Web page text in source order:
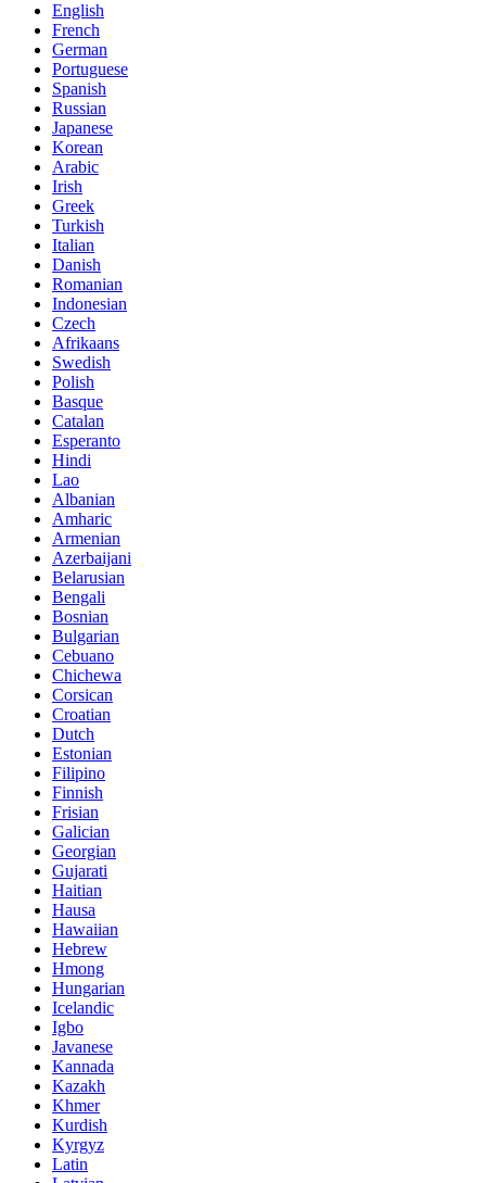
English
French
German
Portuguese
Spanish
Russian
Japanese
Korean
Arabic
Irish
Greek
Turkish
Italian
Danish
Romanian
Indonesian
Czech
Afrikaans
Swedish
Polish
Basque
Catalan
Esperanto
Hindi
Lao
Albanian
Amharic
Armenian
Azerbaijani
Belarusian
Bengali
Bosnian
Bulgarian
Cebuano
Chichewa
Corsican
Croatian
Dutch
Estonian
Filipino
Finnish
Frisian
Galician
Georgian
Gujarati
Haitian
Hausa
Hawaiian
Hebrew
Hmong
Hungarian
Icelandic
Igbo
Javanese
Kannada
Kazakh
Khmer
Kurdish
Kyrgyz
Latin